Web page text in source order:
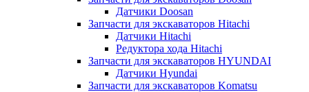
Датчики Doosan
Запчасти для экскаваторов Hitachi
Датчики Hitachi
Редуктора хода Hitachi
Запчасти для экскаваторов HYUNDAI
Датчики Hyundai
Запчасти для экскаваторов Komatsu